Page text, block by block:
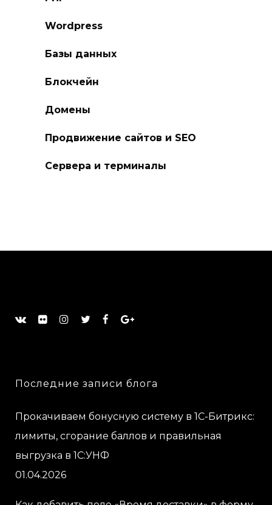
Wordpress
Базы данных
Блокчейн
Домены
Продвижение сайтов и SEO
Сервера и терминалы
Последние записи блога
Прокачиваем бонусную систему в 1С-Битрикс:
лимиты, сгорание баллов и правильная
выгрузка в 1С:УНФ
01.04.2026